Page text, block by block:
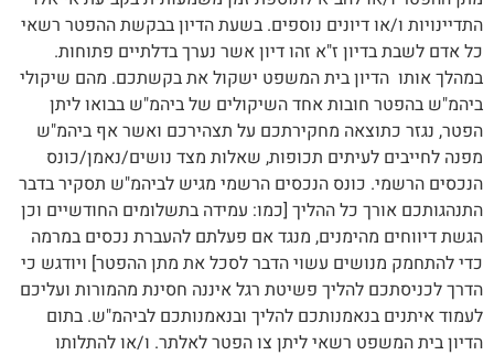
התדיינויות ו/או דיונים נוספים. בשעת הדיון בבקשת ההפטר רשאי
כל אדם לשבת בדיון ז"א זהו דיון אשר נערך בדלתיים פתוחות.
במהלך אותו הדיון בית המשפט ישקול את בקשתכם. מהם שיקולי
ביהמ"ש בהפטר חובות אחד השיקולים של ביהמ"ש בבואו ליתן
הפטר, נגזר כתוצאה מחקירתכם על תצהירכם ואשר אף ביהמ"ש
מפנה לחייבים לעיתים תכופות, שאלות מצד נושים/נאמן/כונס
הנכסים הרשמי. כונס הנכסים הרשמי מגיש לביהמ"ש תסקיר בדבר
התנהגותכם אורך כל ההליך [כמו: עמידה בתשלומים החודשיים וכן
הגשת דיווחים מהימנים, מנגד אם פעלתם להעברת נכסים במרמה
כדי להתחמק מנושים עשוי הדבר לסכל את מתן ההפטר] ויודגש כי
הדרך לכניסתכם להליך פשיטת רגל איננה חסינת מהמורות ועליכם
לעמוד איתנים בנאמנותכם להליך ובנאמנותכם לביהמ"ש. בתום
הדיון בית המשפט רשאי ליתן צו הפטר לאלתר. ו/או להתלותו